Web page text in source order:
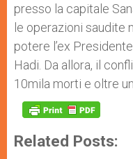
presso la capitale
le operazioni saudite
potere l’ex
Hadi. Da allora, il
10mila morti e oltre
Related Posts: